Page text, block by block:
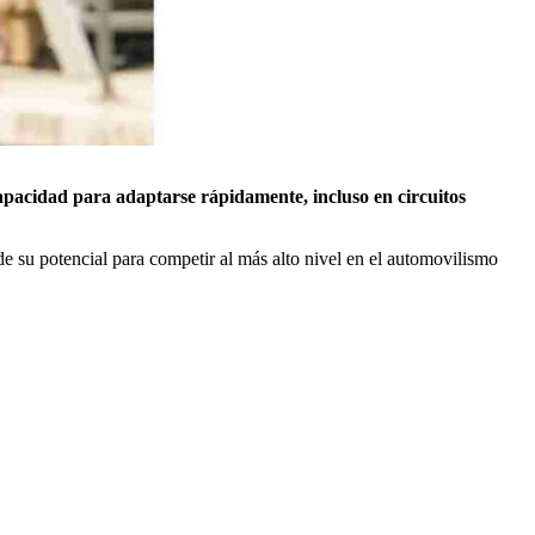
para adaptarse rápidamente, incluso en circuitos
su potencial para competir al más alto nivel en el automovilismo